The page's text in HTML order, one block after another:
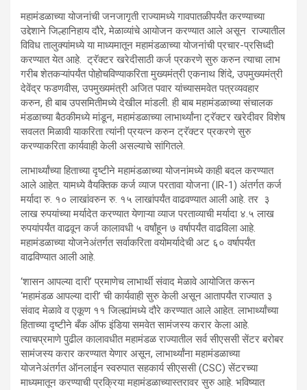
महामंडळाच्या योजनांची जनजागृती राज्यामध्ये गावपातळीपर्यंत करण्याच्या
उद्देशाने जिल्हानिहाय दौरे, मेळाव्यांचे आयोजन करण्यात आले असून राज्यातील
विविध तालुक्यांमध्ये या माध्यमातून महामंडळाच्या योजनांची प्रचार-प्रसिध्दी
करण्यात येत आहे. ट्रॅक्टर खरेदीसाठी कर्ज प्रकरणे सुरु करुन त्याचा लाभ
गरीब शेतकऱ्यांपर्यंत पोहोचविण्याकरिता मुख्यमंत्री एकनाथ शिंदे, उपमुख्यमंत्री
देवेंद्र फडणवीस, उपमुख्यमंत्री अजित पवार यांच्यासमवेत पत्रव्यवहार
करुन, ही बाब उपसमितीमध्ये देखील मांडली. ही बाब महामंडळाच्या संचालक
मंडळाच्या बैठकीमध्ये मांडून, महामंडळाच्या लाभार्थ्यांना ट्रॅक्टर खरेदीवर विशेष
सवलत मिळावी याकरिता त्यांनी प्रयत्न करुन ट्रॅक्टर प्रकरणे सुरु
करण्याकरिता कार्यवाही केली असल्याचे सांगितले.
लाभार्थ्यांच्या हिताच्या दृष्टीने महामंडळाच्या योजनांमध्ये काही बदल करण्यात
आले आहेत. यामध्ये वैयक्तिक कर्ज व्याज परतावा योजना (IR-1) अंतर्गत कर्ज
मर्यादा रु. १० लाखांवरुन रु. १५ लाखांपर्यंत वाढवण्यात आली आहे. तर ३
लाख रुपयांच्या मर्यादेत करण्यात येणाऱ्या व्याज परताव्याची मर्यादा ४.५ लाख
रुपयांपर्यंत वाढवून कर्ज कालावधी ५ वर्षांहून ७ वर्षापर्यंत वाढविला आहे.
महामंडळाच्या योजनेअंतर्गत सर्वाकरिता वयोमर्यादेची अट ६० वर्षापर्यंत
वाढविण्यात आली आहे.
‘शासन आपल्या दारी’ प्रमाणेच लाभार्थी संवाद मेळावे आयोजित करून
‘महामंडळ आपल्या दारी’ ची कार्यवाही सुरु केली असून आतापर्यंत राज्यात ३
संवाद मेळावे व एकूण ११ जिल्ह्यांमध्ये दौरे करण्यात आले आहेत. लाभार्थ्यांच्या
हिताच्या दृष्टीने बँक ऑफ इंडिया समवेत सामंजस्य करार केला आहे.
त्याचप्रमाणे पुढील कालावधीत महामंडळ राज्यातील सर्व सीएससी सेंटर बरोबर
सामंजस्य करार करण्यात येणार असून, लाभार्थ्यांना महामंडळाच्या
योजनेअंतर्गत ऑनलाईन स्वरुपात सहकार्य सीएससी (CSC) सेंटरच्या
माध्यमातून करण्याची प्रक्रिया महामंडळाच्यास्तरावर सुरु आहे. भविष्यात